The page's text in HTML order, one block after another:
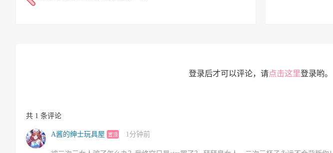
登录后才可以评论，请点击这里登录哟。
共 1 条评论
A酱的绅士玩具屋 置顶 1分钟前